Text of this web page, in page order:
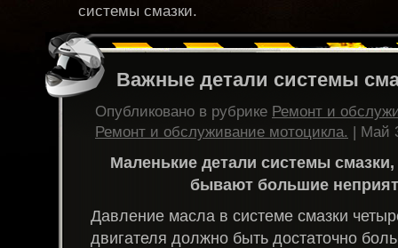
системы смазки.
Важные детали системы
Опубликовано в рубрике Ремонт и
Ремонт и обслуживание мотоцикла. | Май
Маленькие детали системы
бывают большие
Давление масла в системе смазки
двигателя должно быть достаточно